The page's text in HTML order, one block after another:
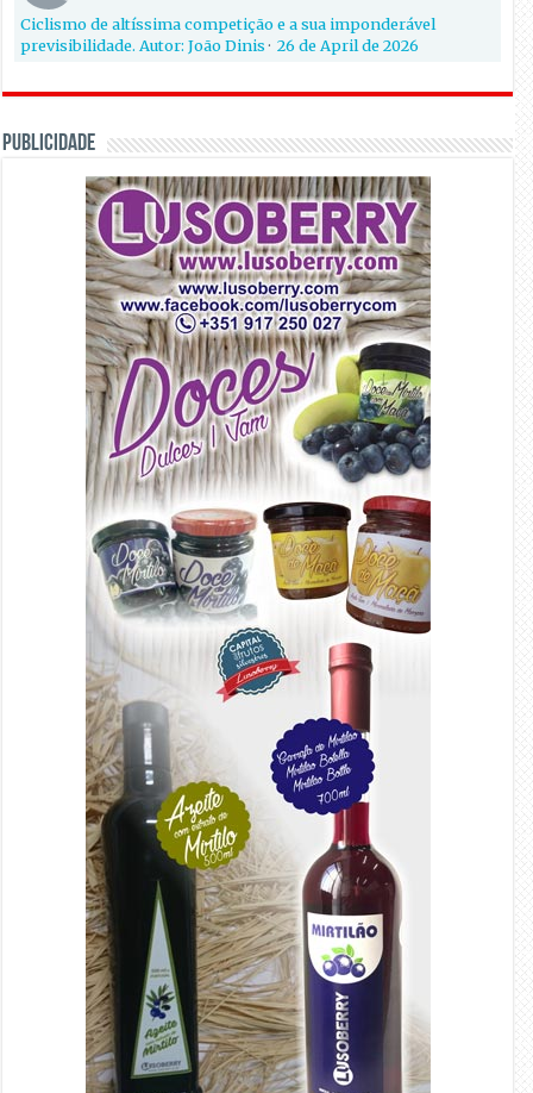
Ciclismo de altíssima competição e a sua imponderável
previsibilidade. Autor: João Dinis·26 de April de 2026
PUBLICIDADE